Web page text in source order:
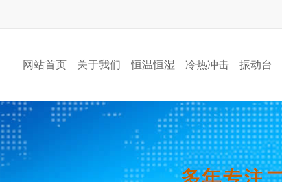
网站首页 关于我们 恒温恒湿 冷热冲击 振动台